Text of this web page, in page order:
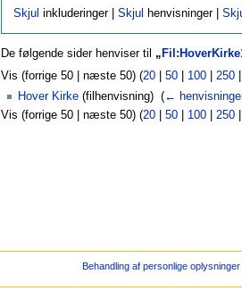
Skjul inkluderinger | Skjul henvisninger |
De følgende sider henviser til „
Vis (forrige 50 | næste 50) (20 50 100 250
Hover Kirke (filhenvisning) ‎(←
Vis (forrige 50 | næste 50) (20 50 100 250
Behandling af personlige oplysninger